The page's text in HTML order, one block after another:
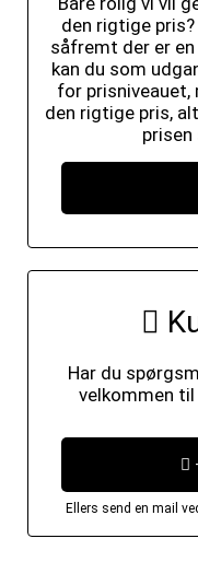
den rigtige
såfremt der er
kan du som
for prisniveauet,
den rigtige pris,
Har du
velkommen
Ellers send en mail